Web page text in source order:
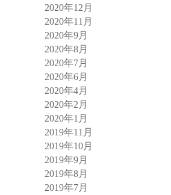
2020年12月
2020年11月
2020年9月
2020年8月
2020年7月
2020年6月
2020年4月
2020年2月
2020年1月
2019年11月
2019年10月
2019年9月
2019年8月
2019年7月